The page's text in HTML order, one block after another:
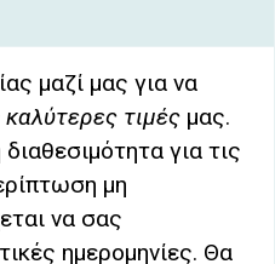
μαζί μας για να
τιμές μας.
για τις
μη
να σας
ημερομηνίες. Θα